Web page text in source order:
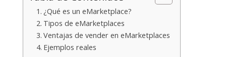
¿Qué es un eMarketplace?
Tipos de eMarketplaces
Ventajas de vender en eMarketplaces
Ejemplos reales